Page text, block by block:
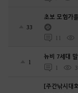
33
초보 모험가
11
1
뉴비 7세대
1
[주간낚시대